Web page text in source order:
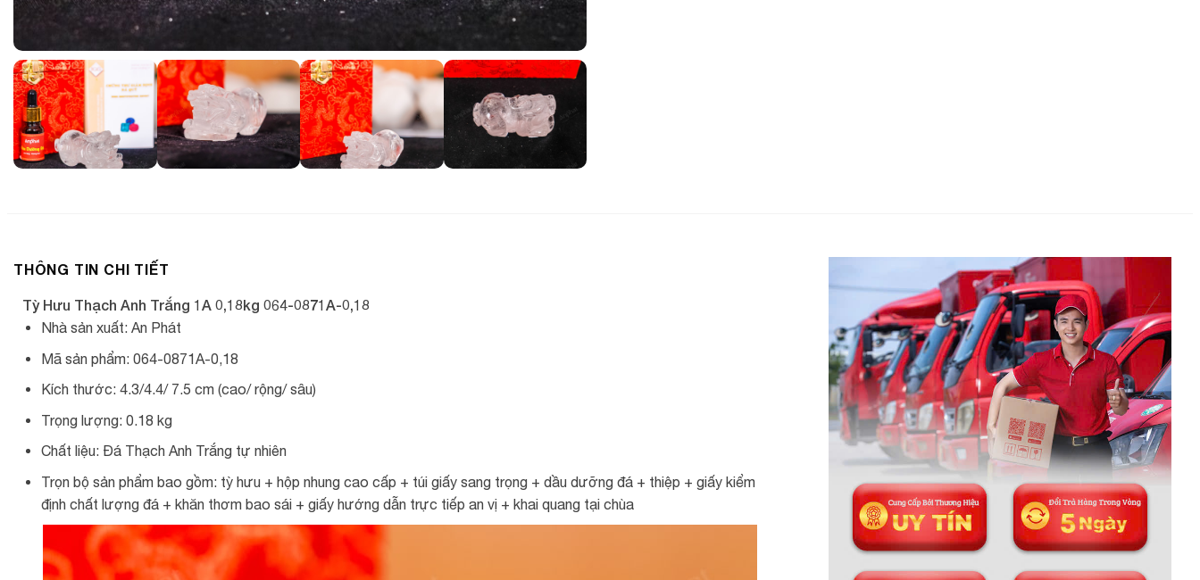
THÔNG TIN CHI TIẾT
Tỳ Hưu Thạch Anh Trắng 1A 0,18kg 064-0871A-0,18
Nhà sản xuất: An Phát
Mã sản phẩm: 064-0871A-0,18
Kích thước: 4.3/4.4/ 7.5 cm (cao/ rộng/ sâu)
Trọng lượng: 0.18 kg
Chất liệu: Đá Thạch Anh Trắng tự nhiên
Trọn bộ sản phẩm bao gồm: tỳ hưu + hộp nhung cao cấp + túi giấy sang trọng + dầu dưỡng đá + thiệp + giấy kiểm
định chất lượng đá + khăn thơm bao sái + giấy hướng dẫn trực tiếp an vị + khai quang tại chùa